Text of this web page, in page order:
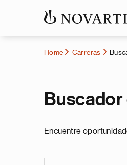
Home Carreras
Encuentre